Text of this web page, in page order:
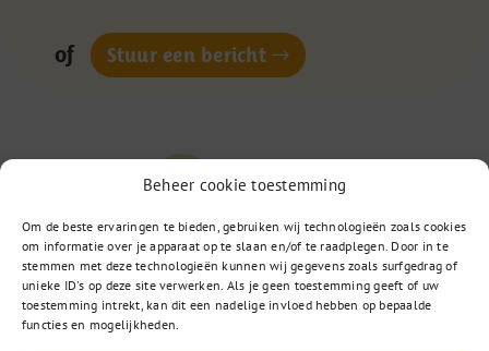
Beheer cookie toestemming
Om de beste ervaringen te bieden, gebruiken wij technologieën zoals cookies
om informatie over je apparaat op te slaan en/of te raadplegen. Door in te
stemmen met deze technologieën kunnen wij gegevens zoals surfgedrag of
unieke ID's op deze site verwerken. Als je geen toestemming geeft of uw
toestemming intrekt, kan dit een nadelige invloed hebben op bepaalde
functies en mogelijkheden.
of Stuur een bericht